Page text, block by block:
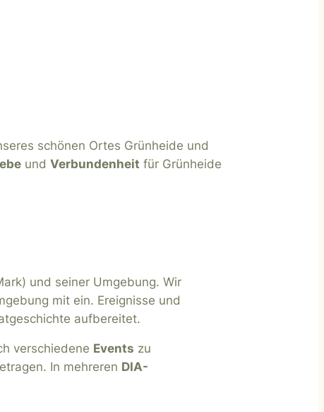
schönen Ortes Grünheide und
und Verbundenheit für Grünheide
und seiner Umgebung. Wir
mit ein. Ereignisse und
aufbereitet.
verschiedene Events zu
In mehreren DIA-